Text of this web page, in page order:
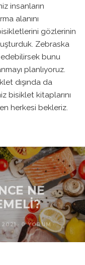
insanların
alanını
gözlerinin
Zebraska
bunu
planlıyoruz.
dışında da
bisiklet kitaplarını
herkesi bekleriz.
NE
0 YORUM ·